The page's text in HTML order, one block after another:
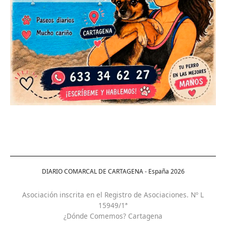
DIARIO COMARCAL DE CARTAGENA - España 2026
Asociación inscrita en el Registro de Asociaciones. Nº L
15949/1ª
¿Dónde Comemos? Cartagena